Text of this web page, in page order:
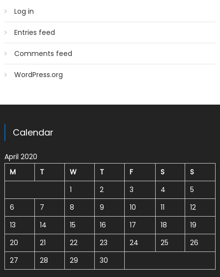
Log in
Entries feed
Comments feed
WordPress.org
Calendar
April 2020
M
T W T F S
S
1
2 3 4
5
6
7 8 9 10 11
12
13
14 15 16 17 18
19
20
21 22 23 24 25
26
27
28 29 30